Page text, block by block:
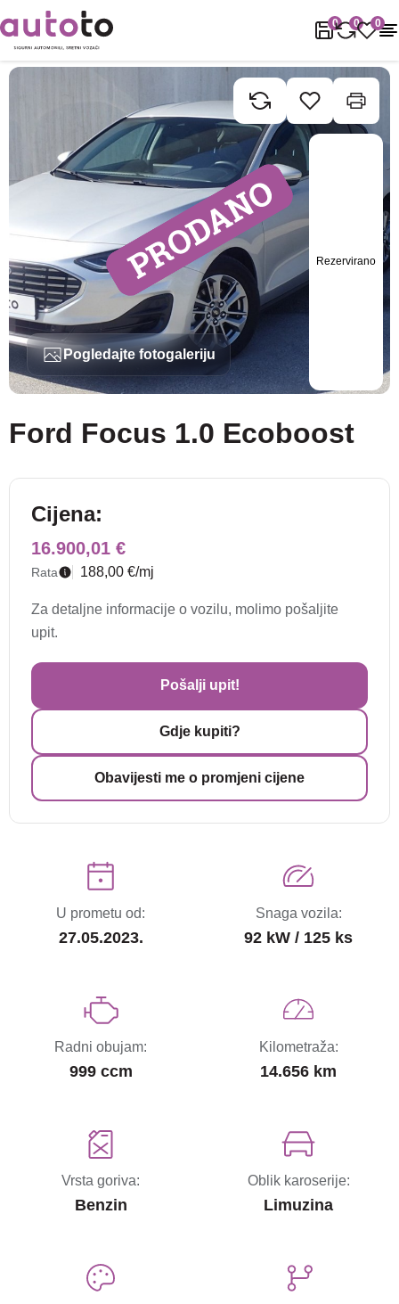
0 0 0
Naslovnica Rabljena vozila Ford Focus 1.0
Rezervirano
Pogledajte fotogaleriju
Ford Focus 1.0 Ecoboost
Cijena:
16.900,01 €
Rata 188,00 €/mj
Za detaljne informacije o vozilu, molimo pošaljite
upit.
Pošalji upit!
Gdje kupiti?
Obavijesti me o promjeni cijene
U prometu od:
27.05.2023.
Snaga vozila:
92 kW / 125 ks
Radni obujam:
999 ccm
Kilometraža:
14.656 km
Vrsta goriva:
Benzin
Oblik karoserije:
Limuzina